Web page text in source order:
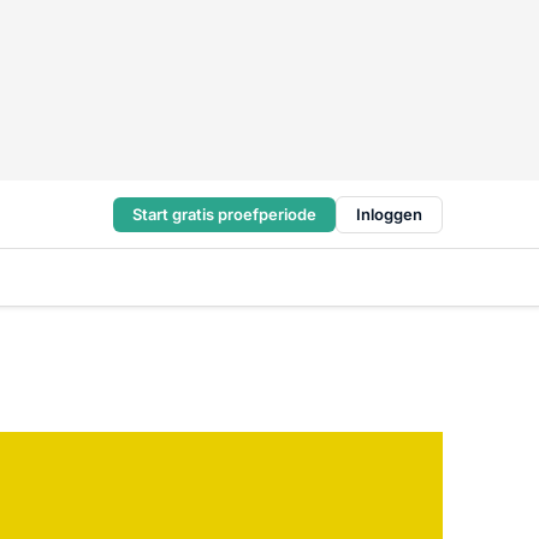
Start gratis proefperiode Inloggen